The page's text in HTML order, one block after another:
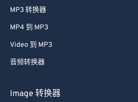
MP3 转换器
MP4 到 MP3
Video 到 MP3
音频转换器
Image 转换器